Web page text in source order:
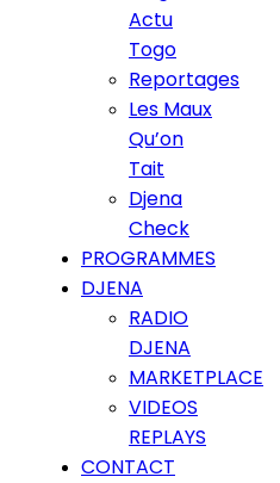
Actu
Togo
Reportages
Les Maux
Qu’on
Tait
Djena
Check
PROGRAMMES
DJENA
RADIO
DJENA
MARKETPLACE
VIDEOS
REPLAYS
CONTACT